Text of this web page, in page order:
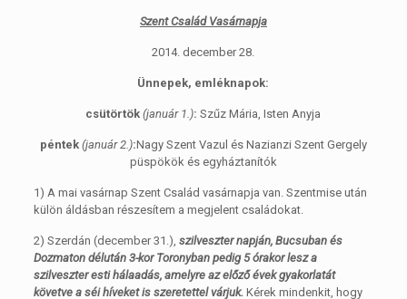
Szent Család Vasárnapja
2014. december 28.
Ünnepek, emléknapok:
csütörtök (január 1.): Szűz Mária, Isten Anyja
péntek (január 2.):Nagy Szent Vazul és Nazianzi Szent Gergely
püspökök és egyháztanítók
1) A mai vasárnap Szent Család vasárnapja van. Szentmise után
külön áldásban részesítem a megjelent családokat.
2) Szerdán (december 31.), szilveszter napján, Bucsuban és
Dozmaton délután 3-kor Toronyban pedig 5 órakor lesz a
szilveszter esti hálaadás, amelyre az előző évek gyakorlatát
követve a séi híveket is szeretettel várjuk.Kérek mindenkit, hogy